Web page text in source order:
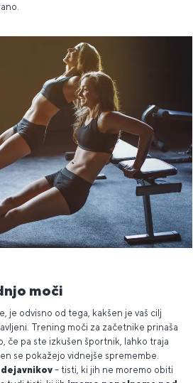
moči
je odvisno od tega, kakšen je vaš cilj
Trening moči za začetnike prinaša
če pa ste izkušen športnik, lahko traja
se pokažejo vidnejše spremembe.
– tisti, ki jih ne moremo obiti